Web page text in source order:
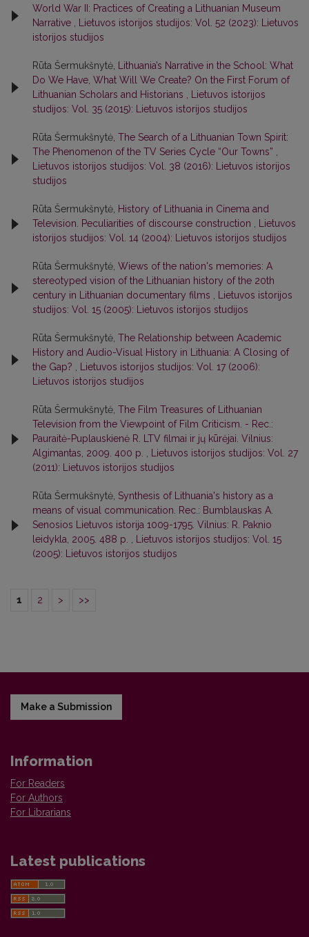
World War II: Practices of Creating a Lithuanian Museum
Narrative
Lietuvos istorijos studijos: Vol. 52 (2023): Lietuvos
istorijos studijos
Rūta Šermukšnytė,
Lithuania’s Narrative in the School: What
Do We Have, What Will We Create? On the First Forum of
Lithuanian Scholars and Historians
Lietuvos istorijos
studijos: Vol. 35 (2015): Lietuvos istorijos studijos
Rūta Šermukšnytė, The Search of a Lithuanian Town Spirit:
The Phenomenon of the TV Series Cycle “Our Towns”
Lietuvos istorijos studijos: Vol. 38 (2016): Lietuvos istorijos
studijos
Rūta Šermukšnytė, History of Lithuania in Cinema and
Television. Peculiarities of discourse construction
Lietuvos
istorijos studijos: Vol. 14 (2004): Lietuvos istorijos studijos
Rūta Šermukšnytė, Wiews of the nation's memories: A
stereotyped vision of the Lithuanian history of the 20th
century in Lithuanian documentary films
Lietuvos istorijos
studijos: Vol. 15 (2005): Lietuvos istorijos studijos
Rūta Šermukšnytė, The Relationship between Academic
History and Audio-Visual History in Lithuania: A Closing of
the Gap?
Lietuvos istorijos studijos: Vol. 17 (2006):
Lietuvos istorijos studijos
Rūta Šermukšnytė, The Film Treasures of Lithuanian
Television from the Viewpoint of Film Criticism. - Rec.:
Pauraitė-Puplauskienė R. LTV filmai ir jų kūrėjai. Vilnius:
Algimantas, 2009. 400 p.
Lietuvos istorijos studijos: Vol. 27
(2011): Lietuvos istorijos studijos
Rūta Šermukšnytė, Synthesis of Lithuania's history as a
means of visual communication. Rec.: Bumblauskas A.
Senosios Lietuvos istorija 1009-1795. Vilnius: R. Paknio
leidykla, 2005. 488 p.
Lietuvos istorijos studijos: Vol. 15
(2005): Lietuvos istorijos studijos
1 2 > >>
Make a Submission
Information
For Readers
For Authors
For Librarians
Latest publications